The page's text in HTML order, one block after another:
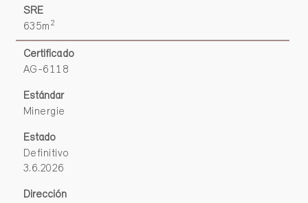
SRE
635m 2
Certificado
AG-6118
Estándar
Minergie
Estado
Definitivo
3.6.2026
Dirección